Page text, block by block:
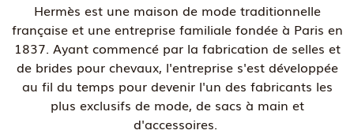
Hermès est une maison de mode traditionnelle
française et une entreprise familiale fondée à Paris en
1837. Ayant commencé par la fabrication de selles et
de brides pour chevaux, l'entreprise s'est développée
au fil du temps pour devenir l'un des fabricants les
plus exclusifs de mode, de sacs à main et
d'accessoires.